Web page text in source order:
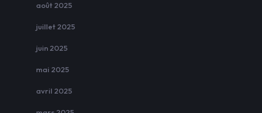
août 2025
juillet 2025
juin 2025
mai 2025
avril 2025